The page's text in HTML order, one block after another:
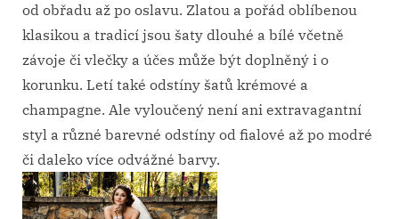
od obřadu až po oslavu. Zlatou a pořád oblíbenou
klasikou a tradicí jsou šaty dlouhé a bílé včetně
závoje či vlečky a účes může být doplněný i o
korunku. Letí také odstíny šatů krémové a
champagne. Ale vyloučený není ani extravagantní
styl a různé barevné odstíny od fialové až po modré
či daleko více odvážné barvy.